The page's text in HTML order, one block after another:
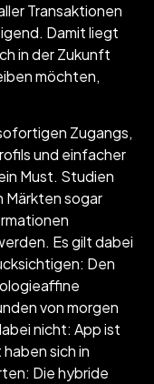
Transaktionen
Damit liegt
in der Zukunft
möchten,
Zugangs,
und einfacher
Must. Studien
Märkten sogar
Es gilt dabei
Den
von morgen
nicht: App ist
sich in
Die hybride